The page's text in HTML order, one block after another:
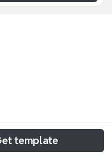
rama del derecho
probatoria en un
template